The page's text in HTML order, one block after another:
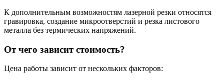
К дополнительным возможностям лазерной резки относятся
гравировка, создание микроотверстий и резка листового
металла без термических напряжений.
От чего зависит стоимость?
Цена работы зависит от нескольких факторов: